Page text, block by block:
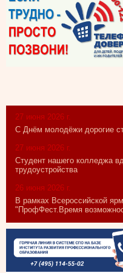
27 июня 2026 г.
С Днём молодёжи дорогие
27 июня 2026 г.
Студент нашего колледжа
трудоустройства
26 июня 2026 г.
В рамках Всероссийской
"ПрофФест.Время